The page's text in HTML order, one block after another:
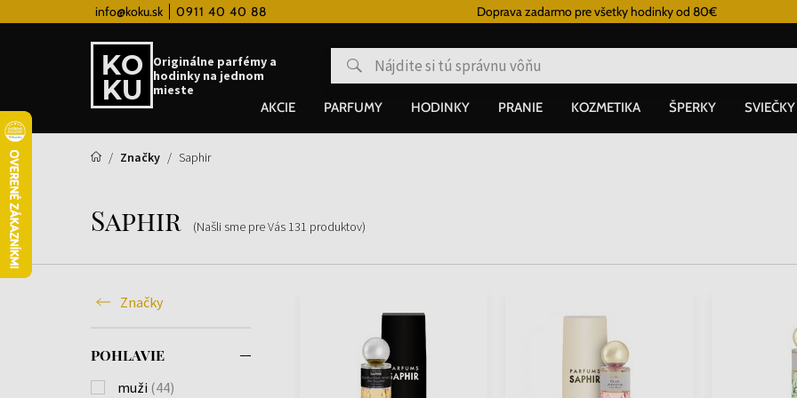
info@koku.sk 0911 40 40 88Vernostný systém Doprava zadarmo pre všetky hodinky od 80€
Originálne parfémy a
hodinky na jednom
mieste
AKCIE PARFUMY HODINKY PRANIE KOZMETIKA ŠPERKY SVIEČKY
Značky Saphir
Saphir (Našli sme pre Vás 131 produktov)
Značky
POHLAVIE
muži (44)